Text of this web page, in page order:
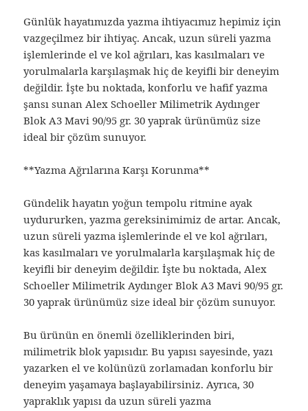
Günlük hayatımızda yazma ihtiyacımız hepimiz için
vazgeçilmez bir ihtiyaç. Ancak, uzun süreli yazma
işlemlerinde el ve kol ağrıları, kas kasılmaları ve
yorulmalarla karşılaşmak hiç de keyifli bir deneyim
değildir. İşte bu noktada, konforlu ve hafif yazma
şansı sunan Alex Schoeller Milimetrik Aydınger
Blok A3 Mavi 90/95 gr. 30 yaprak ürünümüz size
ideal bir çözüm sunuyor.
**Yazma Ağrılarına Karşı Korunma**
Gündelik hayatın yoğun tempolu ritmine ayak
uydururken, yazma gereksinimimiz de artar. Ancak,
uzun süreli yazma işlemlerinde el ve kol ağrıları,
kas kasılmaları ve yorulmalarla karşılaşmak hiç de
keyifli bir deneyim değildir. İşte bu noktada, Alex
Schoeller Milimetrik Aydınger Blok A3 Mavi 90/95 gr.
30 yaprak ürünümüz size ideal bir çözüm sunuyor.
Bu ürünün en önemli özelliklerinden biri,
milimetrik blok yapısıdır. Bu yapısı sayesinde, yazı
yazarken el ve kolünüzü zorlamadan konforlu bir
deneyim yaşamaya başlayabilirsiniz. Ayrıca, 30
yapraklık yapısı da uzun süreli yazma